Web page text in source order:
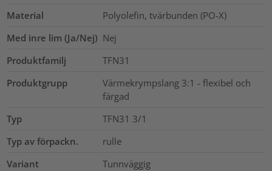
Material
Polyolefin, tvärbunden (PO-X)
Med inre lim (Ja/Nej) Nej
Produktfamilj
TFN31
Produktgrupp
Värmekrympslang 3:1 - flexibel och
färgad
Typ
TFN31 3/1
Typ av förpackn.
rulle
Variant
Tunnväggig